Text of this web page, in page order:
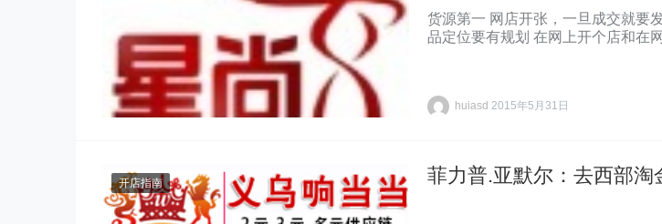
货源第一 网店开张，一旦成交就要
品定位要有规划 在网上开个店和在
huiasd 2015年5月31日
开店指南 菲力普.亚默尔：去西部淘